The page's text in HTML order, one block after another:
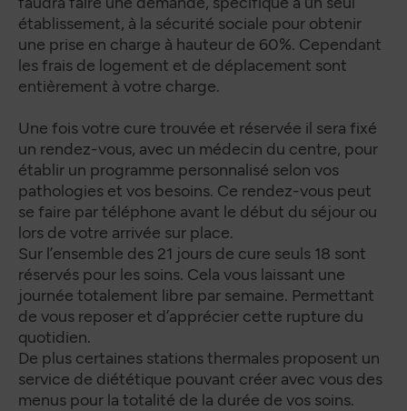
établissement, à la sécurité sociale pour obtenir
une prise en charge à hauteur de 60%. Cependant
les frais de logement et de déplacement sont
entièrement à votre charge.
Une fois votre cure trouvée et réservée il sera fixé
un rendez-vous, avec un médecin du centre, pour
établir un programme personnalisé selon vos
pathologies et vos besoins. Ce rendez-vous peut
se faire par téléphone avant le début du séjour ou
lors de votre arrivée sur place.
Sur l’ensemble des 21 jours de cure seuls 18 sont
réservés pour les soins. Cela vous laissant une
journée totalement libre par semaine. Permettant
de vous reposer et d’apprécier cette rupture du
quotidien.
De plus certaines stations thermales proposent un
service de diététique pouvant créer avec vous des
menus pour la totalité de la durée de vos soins.